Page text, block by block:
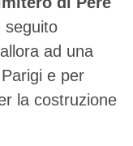
seguito
ad una
e per
la costruzione